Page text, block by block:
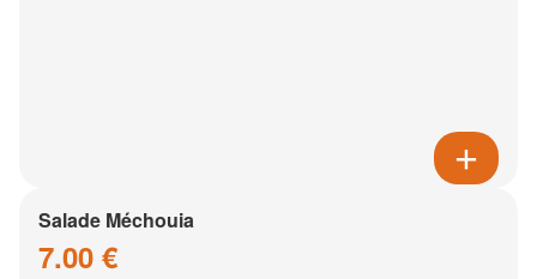
Salade Méchouia
7.00 €